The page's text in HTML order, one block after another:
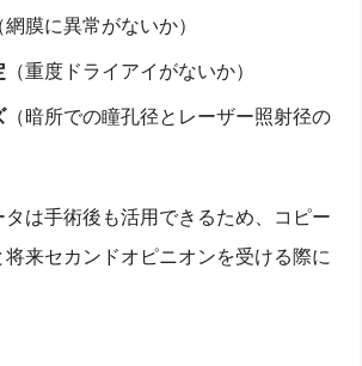
網膜に異常がないか）
（重度ドライアイがないか）
（暗所での瞳孔径とレーザー照射径の
タは手術後も活用できるため、コピー
将来セカンドオピニオンを受ける際に